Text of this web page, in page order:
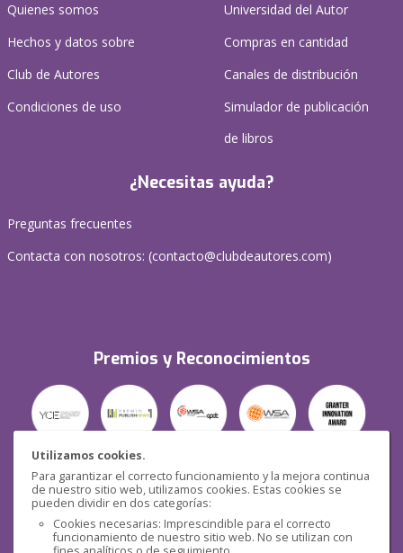
Utilizamos cookies.
Para garantizar el correcto funcionamiento y la mejora continua
de nuestro sitio web, utilizamos cookies. Estas cookies se
pueden dividir en dos categorías:
Cookies necesarias: Imprescindible para el correcto
funcionamiento de nuestro sitio web. No se utilizan con
Quienes somos
Hechos y datos sobre
Club de Autores
Condiciones de uso
Universidad del Autor
Compras en cantidad
Canales de distribución
Simulador de publicación
de libros
¿Necesitas ayuda?
Preguntas frecuentes
Contacta con nosotros: (contacto@clubdeautores.com)
Premios y Reconocimientos
Seguridad